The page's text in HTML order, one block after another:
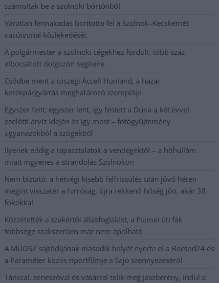
számoltak be a szolnoki börtönből
Váratlan fennakadás borította fel a Szolnok–Kecskemét
vasútvonal közlekedését
A polgármester a szolnoki cégekhez fordult: több száz
elbocsátott dolgozón segítene
Csődbe ment a tószegi Accell Hunland, a hazai
kerékpárgyártás meghatározó szereplője
Egyszer fent, egyszer lent, így festett a Duna a két évvel
ezelőtti árvíz idején és így most – fotógyűjtemény
ugyanazokból a szögekből
Ilyenek eddig a tapasztalatok a vendégektől – a hőhullám
miatt ingyenes a strandolás Szolnokon
Nem biztató: a hétvégi kisebb felfrissülés után jövő héten
megint visszatér a forróság, újra rekkenő hőség jön, akár 38
fokokkal
Közzétették a szakértői állásfoglalást, a Fiumei úti fák
többsége szakszerűen már nem ápolható
A MÚOSZ sajtódíjának második helyét nyerte el a Borsod24 és
a Paraméter közös riportfilmje a Sajó szennyezéséről
Tánccal, zeneszóval és vásárral telik meg Jászberény, indul a